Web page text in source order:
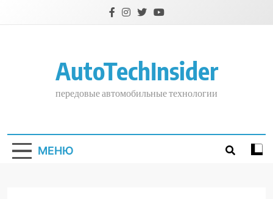
AutoTechInsider
передовые автомобильные технологии
МЕНЮ